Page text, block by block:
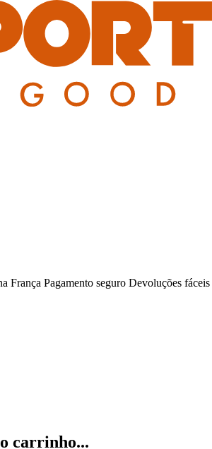
França Pagamento seguro Devoluções fáceis
carrinho...